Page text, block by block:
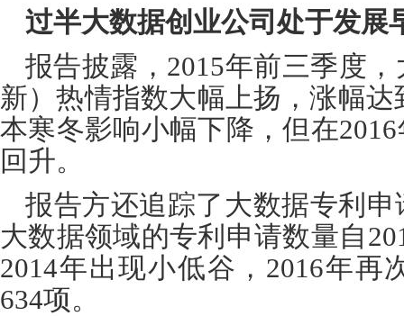
过半大数据创业公司处于发展
报告披露， 2015年前三季度
新）热情指数大幅上扬，涨幅达
本寒冬影响小幅下降，但在2016
回升。
报告方还追踪了大数据专利
大数据领域的专利申请数量自
2014年出现小低谷， 2016年再
634项。